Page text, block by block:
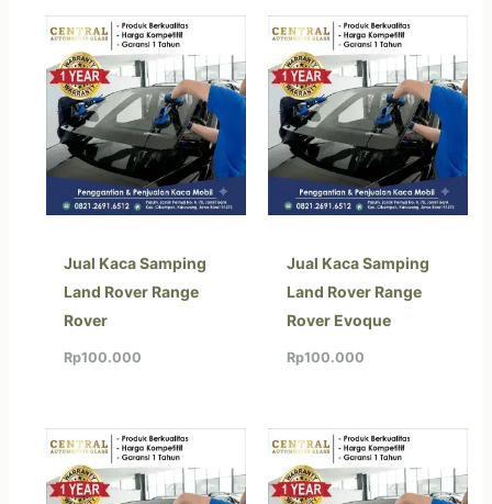
Jual Kaca Samping
Land Rover Range
Rover
Rp100.000
Jual Kaca Samping
Land Rover Range
Rover Evoque
Rp100.000